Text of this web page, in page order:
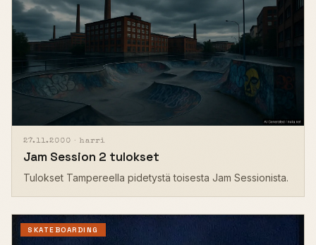
27.11.2000 · harri
Jam Session 2 tulokset
Tulokset Tampereella pidetystä toisesta Jam Sessionista.
SKATEBOARDING